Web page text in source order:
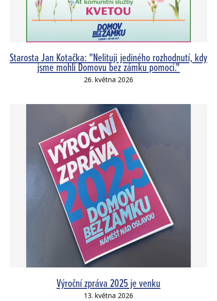
Starosta Jan Kotačka: "Nelituji jediného rozhodnutí, kdy
jsme mohli Domovu bez zámku pomoci."
26. května 2026
Výroční zpráva 2025 je venku
13. května 2026